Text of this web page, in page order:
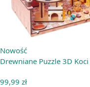
Nowość
Drewniane Puzzle 3D
99,99 zł